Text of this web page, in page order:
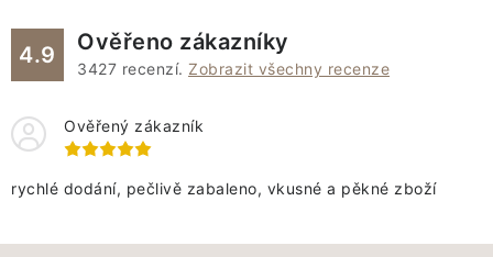
4.9 Ověřeno zákazníky
3427 recenzí. Zobrazit všechny recenze
Ověřený zákazník
rychlé dodání, pečlivě zabaleno, vkusné a pěkné zboží